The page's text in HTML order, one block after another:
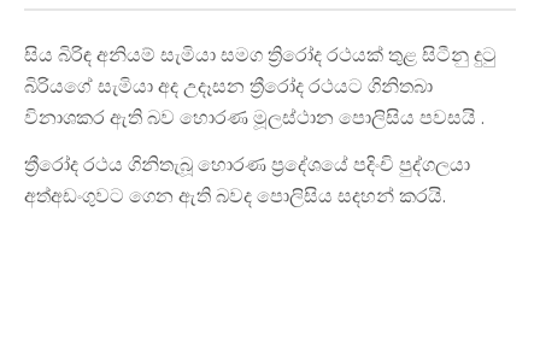
සිය බිරිඳ අනියම් සැමියා සමග ත්‍රිරෝද රථයක් තුළ සිටීනු දුටු
බිරියගේ සැමියා අද උදෑසන ත්‍රීරෝද රථයට ගිනිතබා
විනාශකර ඇති බව හොරණ මූලස්ථාන පොලිසිය පවසයි .
ත්‍රීරෝද රථය ගිනිතැබූ හොරණ ප්‍රදේශයේ පදිංචි පුද්ගලයා
අත්අඩංගුවට ගෙන ඇති බවද පොලිසිය සදහන් කරයි.